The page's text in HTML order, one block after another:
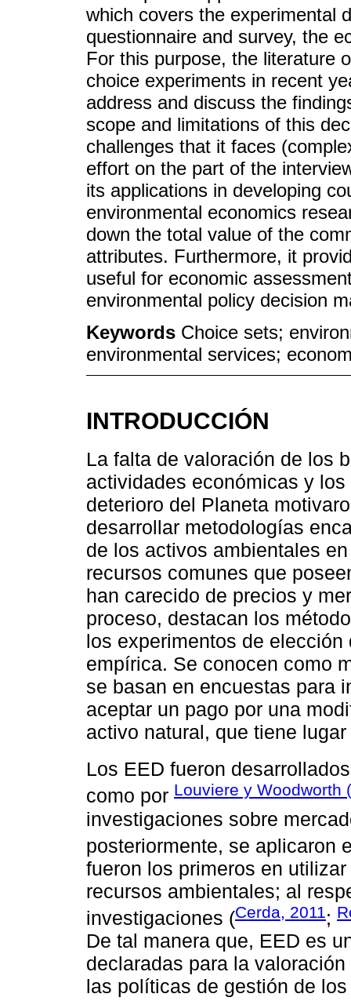
which covers the experimental
questionnaire and survey, the
For this purpose, the literature
choice experiments in recent
address and discuss the
scope and limitations of this
challenges that it faces
effort on the part of the
its applications in developing
environmental economics
down the total value of the
attributes. Furthermore, it
useful for economic
environmental policy decision
Keywords Choice sets;
environmental services;
INTRODUCCIÓN
La falta de valoración de los
actividades económicas y
deterioro del Planeta
desarrollar metodologías
de los activos ambientales
recursos comunes que
han carecido de precios y
proceso, destacan los
los experimentos de
empírica. Se conocen como
se basan en encuestas para
aceptar un pago por una
activo natural, que tiene
Los EED fueron
como por Louviere y Woodworth
investigaciones sobre
posteriormente, se aplicaron
fueron los primeros en
recursos ambientales; al
investigaciones (Cerda, 2011;
De tal manera que, EED es
declaradas para la
las políticas de gestión de